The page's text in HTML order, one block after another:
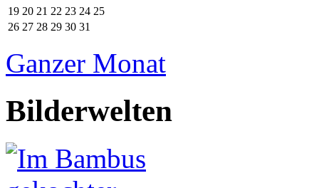
19 20 21 22 23 24 25
26 27 28 29 30 31
Ganzer Monat
Bilderwelten